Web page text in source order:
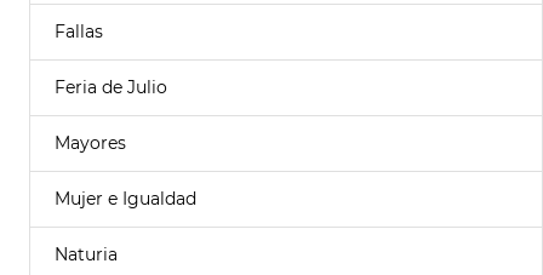
Fallas
Feria de Julio
Mayores
Mujer e Igualdad
Naturia